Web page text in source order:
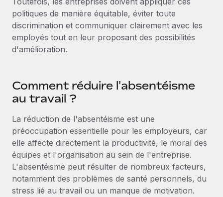
politiques de manière équitable, éviter toute
discrimination et communiquer clairement avec les
employés tout en leur proposant des possibilités
d'amélioration.
Comment réduire l'absentéisme
au travail ?
La réduction de l'absentéisme est une
préoccupation essentielle pour les employeurs, car
elle affecte directement la productivité, le moral des
équipes et l'organisation au sein de l'entreprise.
L'absentéisme peut résulter de nombreux facteurs,
notamment des problèmes de santé personnels, du
stress lié au travail ou un manque de motivation.